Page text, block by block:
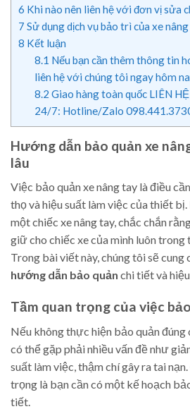
6 Khi nào nên liên hệ với đơn vị sửa
7 Sử dụng dịch vụ bảo trì của xe
8 Kết luận
8.1 Nếu bạn cần thêm thông tin
liên hệ với chúng tôi ngay hôm
8.2 Giao hàng toàn quốc LIÊN
24/7: Hotline/Zalo
Hướng dẫn bảo quản xe
lâu
Việc bảo quản xe nâng tay là điều
thọ và hiệu suất làm việc của thiết
một chiếc xe nâng tay, chắc chắn
giữ cho chiếc xe của mình luôn
Trong bài viết này, chúng tôi sẽ cung
hướng dẫn bảo quản chi tiết và
Tầm quan trọng của việc
Nếu không thực hiện bảo quản đúng
có thể gặp phải nhiều vấn đề như
suất làm việc, thậm chí gây ra tai
trọng là bạn cần có một kế hoạch
tiết.